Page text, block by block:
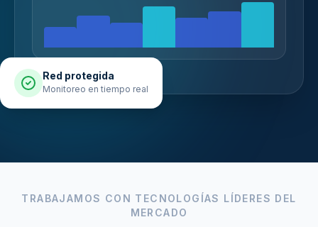
Red protegida
Monitoreo en tiempo real
TRABAJAMOS CON TECNOLOGÍAS LÍDERES DEL
MERCADO